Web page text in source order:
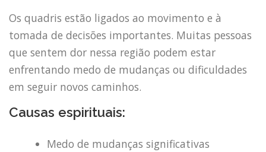
Os quadris estão ligados ao movimento e à
tomada de decisões importantes. Muitas pessoas
que sentem dor nessa região podem estar
enfrentando medo de mudanças ou dificuldades
em seguir novos caminhos.
Causas espirituais:
Medo de mudanças significativas